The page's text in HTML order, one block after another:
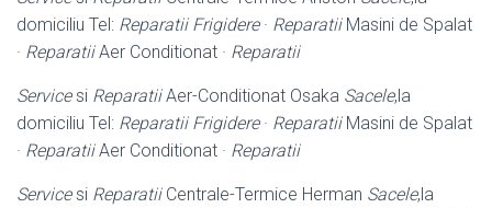
domiciliu Tel: Reparatii Frigidere· ReparatiiMasini de Spalat
· ReparatiiAer Conditionat · Reparatii
Servicesi ReparatiiAer-Conditionat Osaka Sacele,la
domiciliu Tel: Reparatii Frigidere· ReparatiiMasini de Spalat
· ReparatiiAer Conditionat · Reparatii
Servicesi ReparatiiCentrale-Termice Herman Sacele,la